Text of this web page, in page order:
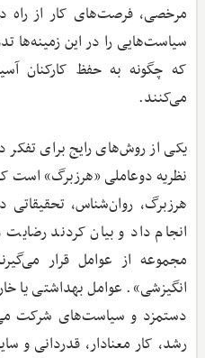
مرخصی، فرصت‌های کار از راه
سیاست‌هایی را در این زمینه‌ها
که چگونه به حفظ کارکنان
می‌کنند.
یکی از روش‌های رایج برای تفکر
هرزبرگ، روان‌شناس، تحقیقاتی
انجام داد و بیان کردند
مجموعه از عوامل قرار
انگیزشی». عوامل بهداشتی یا
دستمزد و سیاست‌های شرکت
رشد، کار معنادار، قدردانی و